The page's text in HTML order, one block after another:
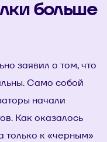
больше
заявил о том, что
Само собой
начали
Как оказалось
только к «черным»